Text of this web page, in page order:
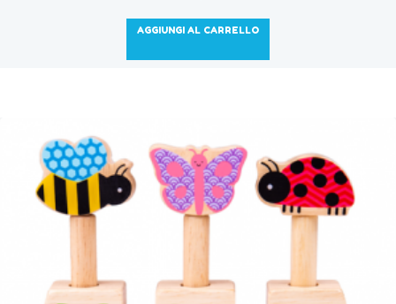
AGGIUNGI AL CARRELLO